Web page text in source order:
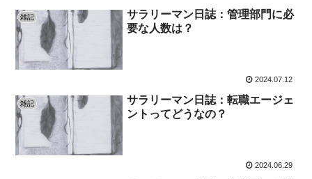
雑記
サラリーマン日誌：管理部門に必
要な人数は？
2024.07.12
雑記
サラリーマン日誌：転職エージェ
ントってどうなの？
2024.06.29